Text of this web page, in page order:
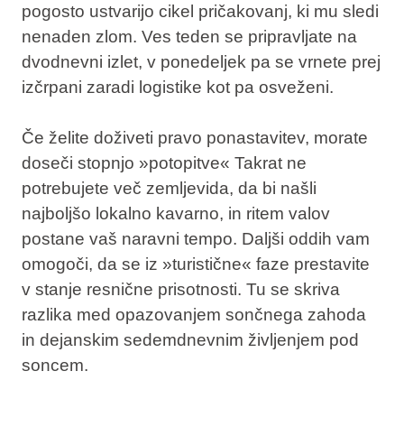
pogosto ustvarijo cikel pričakovanj, ki mu sledi
nenaden zlom. Ves teden se pripravljate na
dvodnevni izlet, v ponedeljek pa se vrnete prej
izčrpani zaradi logistike kot pa osveženi.
Če želite doživeti pravo ponastavitev, morate
doseči stopnjo »potopitve« Takrat ne
potrebujete več zemljevida, da bi našli
najboljšo lokalno kavarno, in ritem valov
postane vaš naravni tempo. Daljši oddih vam
omogoči, da se iz »turistične« faze prestavite
v stanje resnične prisotnosti. Tu se skriva
razlika med opazovanjem sončnega zahoda
in dejanskim sedemdnevnim življenjem pod
soncem.